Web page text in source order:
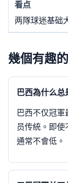
两隊球迷基础
幾個有趣
巴西為什么总
巴西不仅冠
员传統。即
通常不會低。